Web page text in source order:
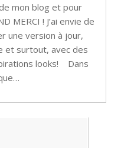
mon blog et pour
MERCI ! J’ai envie de
une version à jour,
et surtout, avec des
looks! Dans